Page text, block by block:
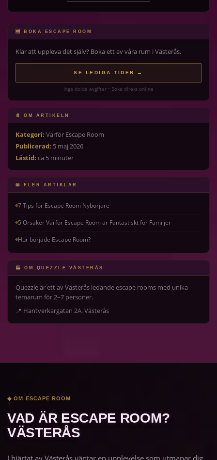
🆕 BOKA ESCAPE ROOM
Klar att uppleva det själv? Boka ett av våra rum i Västerås.
SE LEDIGA TIDER →
Inga dolda avgifter • Boka direkt online
📄 OM ARTIKELN
Kategori: Varför Escape Room
Publicerad: 5 maj 2026
Lästid: ca 5 minuter
📖 FLER ARTIKLAR
7 Tips för Escape Room Nybörjare
5 Orsaker Varför Escape Room är Fantastiskt för Familjer
Hur började Escape Room?
🏭 OM QUEZZLE VÄSTERÅS
Quezzle är ett av Västerås ledande escape rooms med unika
temarum för 2–7 personer.
📍 Hantverkargatan 2A, Västerås
◆ OM ESCAPE ROOM
VAD ÄR ESCAPE ROOM?
VÄSTERÅS
I hjärtat av Västerås väntar en upplevelse som utmanar dig